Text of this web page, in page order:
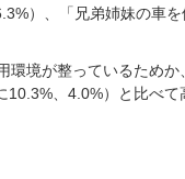
）、「兄弟姉妹の車を
環境が整っているためか
、4.0%）と比べて